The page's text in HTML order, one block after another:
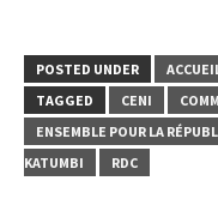
POSTED UNDER
TAGGED
CENI
ENSEMBLE POUR LA
KATUMBI
RDC